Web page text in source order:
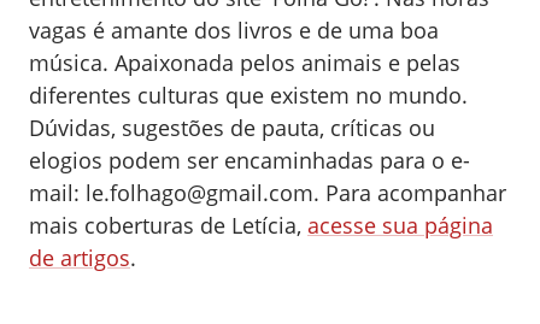
vagas é amante dos livros e de uma boa
música. Apaixonada pelos animais e pelas
diferentes culturas que existem no mundo.
Dúvidas, sugestões de pauta, críticas ou
elogios podem ser encaminhadas para o e-
mail: le.folhago@gmail.com. Para acompanhar
mais coberturas de Letícia, acesse sua página
de artigos.